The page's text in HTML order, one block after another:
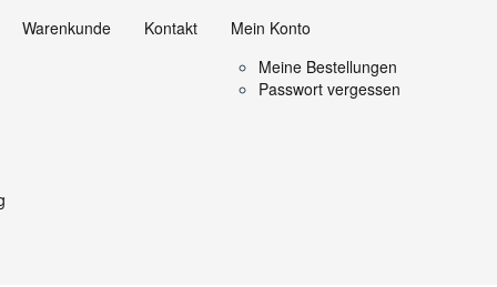
Warenkunde Kontakt
Mein Konto
Meine Bestellungen
Passwort vergessen